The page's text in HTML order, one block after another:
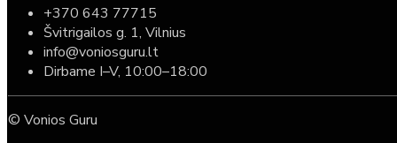
+370 643 77715
Švitrigailos g. 1, Vilnius
info@voniosguru.lt
Dirbame I–V, 10:00–18:00
© Vonios Guru